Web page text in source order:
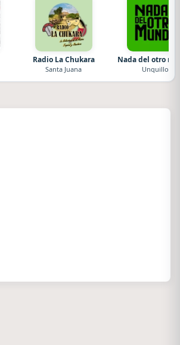
Radio La Chukara
Santa Juana
Nada del otro
Unquillo